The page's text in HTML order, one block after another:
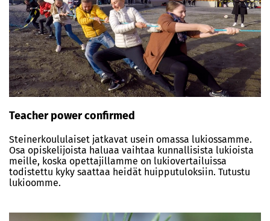
Teacher power confirmed
Steinerkoululaiset jatkavat usein omassa lukiossamme.
Osa opiskelijoista haluaa vaihtaa kunnallisista lukioista
meille, koska opettajillamme on lukiovertailuissa
todistettu kyky saattaa heidät huipputuloksiin. Tutustu
lukioomme.